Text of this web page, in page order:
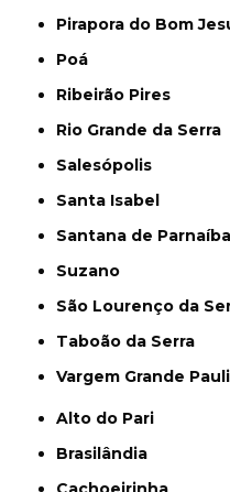
Pirapora do Bom
Poá
Ribeirão Pires
Rio Grande da Serra
Salesópolis
Santa Isabel
Santana de Parnaíba
Suzano
São Lourenço da
Taboão da Serra
Vargem Grande
Alto do Pari
Brasilândia